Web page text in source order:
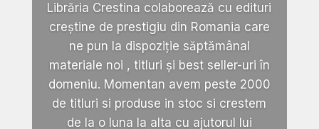
Librăria Crestina colaborează cu edituri
creștine de prestigiu din Romania care
ne pun la dispoziție săptămânal
materiale noi , titluri și best seller-uri în
domeniu. Momentan avem peste 2000
de titluri si produse in stoc si crestem
de la o luna la alta cu ajutorul lui